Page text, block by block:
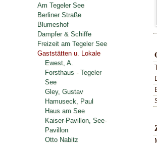
Am Tegeler See
Berliner Straße
Blumeshof
Dampfer & Schiffe
Freizeit am Tegeler See
Gaststätten u. Lokale
Ewest, A.
Forsthaus - Tegeler
See
Gley, Gustav
Hamuseck, Paul
Haus am See
Kaiser-Pavillon, See-
Pavillon
Otto Nabitz